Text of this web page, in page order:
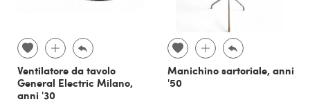
Ventilatore da tavolo
General Electric Milano,
anni '30
Manichino sartoriale, anni
'50